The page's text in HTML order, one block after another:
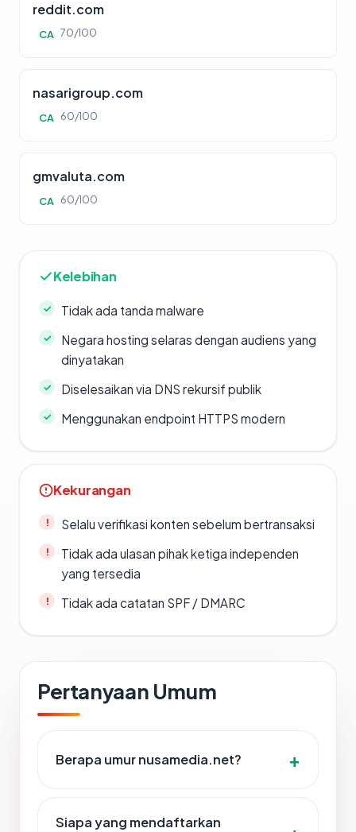
reddit.com
CA 70/100
nasarigroup.com
CA 60/100
gmvaluta.com
CA 60/100
Kelebihan
Tidak ada tanda malware
Negara hosting selaras dengan audiens yang
dinyatakan
Diselesaikan via DNS rekursif publik
Menggunakan endpoint HTTPS modern
Kekurangan
Selalu verifikasi konten sebelum bertransaksi
Tidak ada ulasan pihak ketiga independen
yang tersedia
Tidak ada catatan SPF / DMARC
Pertanyaan Umum
Berapa umur nusamedia.net?
Siapa yang mendaftarkan